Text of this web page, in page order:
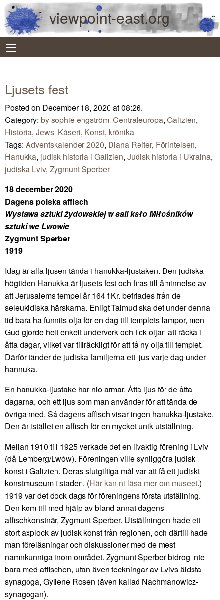
viewpoint-east.org
Ljusets fest
Posted on December 18, 2020 at 08:26.
Category: by sophie engström, Centraleuropa, Galizien,
Historia, Jews, Kåseri, Konst, krönika
Tags: Adventskalender 2020, Diana Reiter, Förintelsen,
Hanukka, judisk historia i Galizien, Judisk historia i Ukraina,
judiska Lviv, Zygmunt Sperber
18 december 2020
Dagens polska affisch
Wystawa sztuki żydowskiej w sali kało Miłośników
sztuki we Lwowie
Zygmunt Sperber
1919
Idag är alla ljusen tända i hanukka-ljustaken. Den judiska
högtiden Hanukka är ljusets fest och firas till åminnelse av
att Jerusalems tempel år 164 f.Kr. befriades från de
seleukidiska härskarna. Enligt Talmud ska det under denna
tid bara ha funnits olja för en dag till templets lampor, men
Gud gjorde helt enkelt underverk och fick oljan att räcka i
åtta dagar, vilket var tillräckligt för att få ny olja till templet.
Därför tänder de judiska familjerna ett ljus varje dag under
hannuka.
En hanukka-ljustake har nio armar. Åtta ljus för de åtta
dagarna, och ett ljus som man använder för att tända de
övriga med. Så dagens affisch visar ingen hanukka-ljustake.
Den är istället en affisch för en mycket unik utställning.
Mellan 1910 till 1925 verkade det en livaktig förening i Lviv
(då Lemberg/Lwów). Föreningen ville synliggöra judisk
konst i Galizien. Deras slutgiltiga mål var att få ett judiskt
konstmuseum i staden. (Här kan ni läsa mer om museet.)
1919 var det dock dags för föreningens första utställning.
Den kom till med hjälp av bland annat dagens
affischkonstnär, Zygmunt Sperber. Utställningen hade ett
stort axplock av judisk konst från regionen, och därtill hade
man föreläsningar och diskussioner med de mest
namnkunniga inom området. Zygmunt Sperber bidrog inte
bara med affischen, utan även teckningar av Lvivs äldsta
synagoga, Gyllene Rosen (även kallad Nachmanowicz-
synagogan).